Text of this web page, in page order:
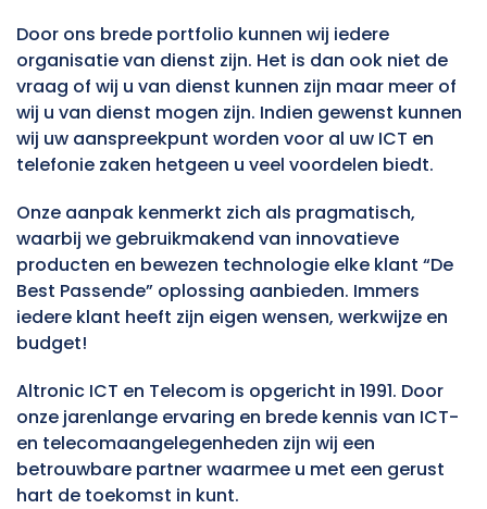
Door ons brede portfolio kunnen wij iedere
organisatie van dienst zijn. Het is dan ook niet de
vraag of wij u van dienst kunnen zijn maar meer of
wij u van dienst mogen zijn. Indien gewenst kunnen
wij uw aanspreekpunt worden voor al uw ICT en
telefonie zaken hetgeen u veel voordelen biedt.
Onze aanpak kenmerkt zich als pragmatisch,
waarbij we gebruikmakend van innovatieve
producten en bewezen technologie elke klant “De
Best Passende” oplossing aanbieden. Immers
iedere klant heeft zijn eigen wensen, werkwijze en
budget!
Altronic ICT en Telecom is opgericht in 1991. Door
onze jarenlange ervaring en brede kennis van ICT-
en telecomaangelegenheden zijn wij een
betrouwbare partner waarmee u met een gerust
hart de toekomst in kunt.